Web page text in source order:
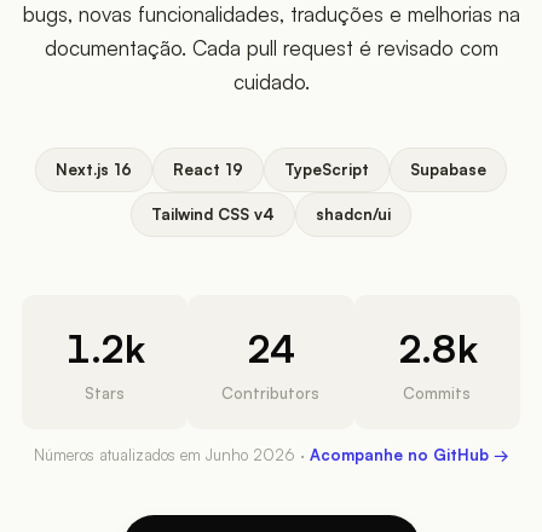
bugs, novas funcionalidades, traduções e melhorias na
documentação. Cada pull request é revisado com
cuidado.
Next.js 16 React 19 TypeScript Supabase
Tailwind CSS v4 shadcn/ui
1.2k
Stars
24
Contributors
2.8k
Commits
Números atualizados em Junho 2026 · Acompanhe no GitHub →